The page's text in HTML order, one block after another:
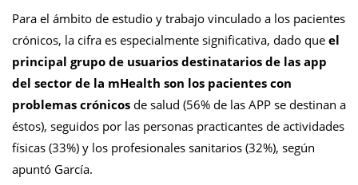
Para el ámbito de estudio y trabajo vinculado a los pacientes
crónicos, la cifra es especialmente significativa, dado que el
principal grupo de usuarios destinatarios de las app
del sector de la mHealth son los pacientes con
problemas crónicos de salud (56% de las APP se destinan a
éstos), seguidos por las personas practicantes de actividades
físicas (33%) y los profesionales sanitarios (32%), según
apuntó García.